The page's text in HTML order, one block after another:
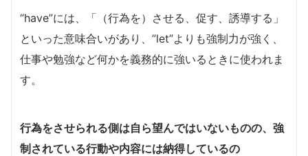
“have”には、「（行為を）させる、促す、誘導する」
といった意味合いがあり、”let”よりも強制力が強く、
仕事や勉強など何かを義務的に強いるときに使われま
す。
行為をさせられる側は自ら望んではいないものの、強
制されている行動や内容には納得しているの